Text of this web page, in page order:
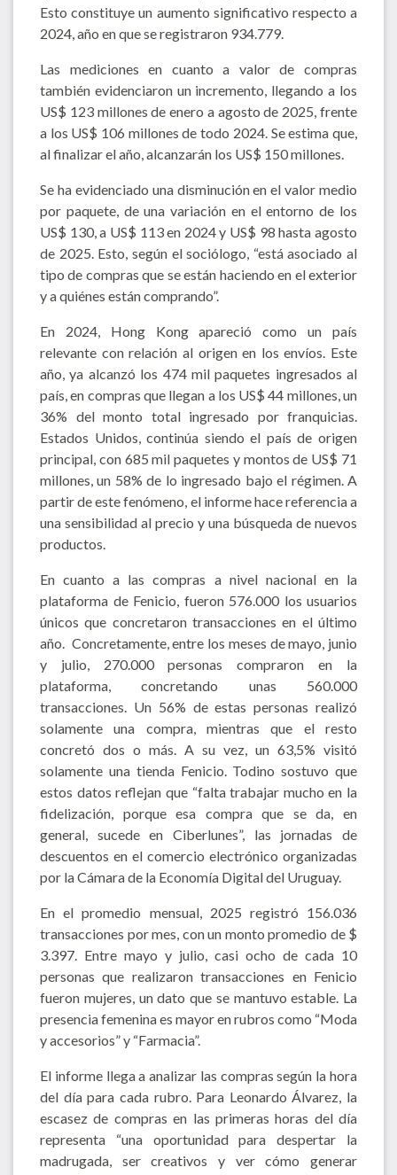
Esto constituye un aumento significativo respecto a
2024, año en que se registraron 934.779.
Las mediciones en cuanto a valor de compras
también evidenciaron un incremento, llegando a los
US$ 123 millones de enero a agosto de 2025, frente
a los US$ 106 millones de todo 2024. Se estima que,
al finalizar el año, alcanzarán los US$ 150 millones.
Se ha evidenciado una disminución en el valor medio
por paquete, de una variación en el entorno de los
US$ 130, a US$ 113 en 2024 y US$ 98 hasta agosto
de 2025. Esto, según el sociólogo, “está asociado al
tipo de compras que se están haciendo en el exterior
y a quiénes están comprando”.
En 2024, Hong Kong apareció como un país
relevante con relación al origen en los envíos. Este
año, ya alcanzó los 474 mil paquetes ingresados al
país, en compras que llegan a los US$ 44 millones, un
36% del monto total ingresado por franquicias.
Estados Unidos, continúa siendo el país de origen
principal, con 685 mil paquetes y montos de US$ 71
millones, un 58% de lo ingresado bajo el régimen. A
partir de este fenómeno, el informe hace referencia a
una sensibilidad al precio y una búsqueda de nuevos
productos.
En cuanto a las compras a nivel nacional en la
plataforma de Fenicio, fueron 576.000 los usuarios
únicos que concretaron transacciones en el último
año. Concretamente, entre los meses de mayo, junio
y julio, 270.000 personas compraron en la
plataforma, concretando unas 560.000
transacciones. Un 56% de estas personas realizó
solamente una compra, mientras que el resto
concretó dos o más. A su vez, un 63,5% visitó
solamente una tienda Fenicio. Todino sostuvo que
estos datos reflejan que “falta trabajar mucho en la
fidelización, porque esa compra que se da, en
general, sucede en Ciberlunes”, las jornadas de
descuentos en el comercio electrónico organizadas
por la Cámara de la Economía Digital del Uruguay.
En el promedio mensual, 2025 registró 156.036
transacciones por mes, con un monto promedio de $
3.397. Entre mayo y julio, casi ocho de cada 10
personas que realizaron transacciones en Fenicio
fueron mujeres, un dato que se mantuvo estable. La
presencia femenina es mayor en rubros como “Moda
y accesorios” y “Farmacia”.
El informe llega a analizar las compras según la hora
del día para cada rubro. Para Leonardo Álvarez, la
escasez de compras en las primeras horas del día
representa “una oportunidad para despertar la
madrugada, ser creativos y ver cómo generar